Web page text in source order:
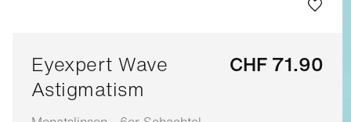
Eyexpert Wave
Astigmatism
CHF 71.90